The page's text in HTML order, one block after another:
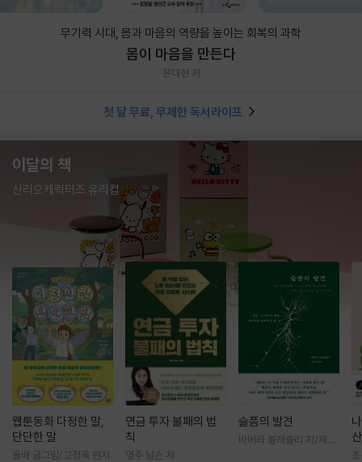
무기력 시대, 몸과 마음의 역량을 높이는 회복의 과학
몸이 마음을 만든다
윤대현 저
첫 달 무료, 무제한 독서라이프
이달의 책
산리오캐릭터즈 유리컵
웹툰동화 다정한 말,
단단한 말
돌배 글그림/고정욱 원저
연금 투자 불패의 법
칙
영주 닐슨 저
슬픔의 발견
바버라 블래츨리 저/제효